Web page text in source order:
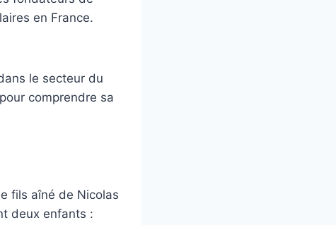
en France.
le secteur du
comprendre sa
fils aîné de Nicolas
deux enfants :